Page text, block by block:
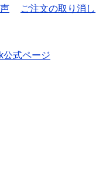
ご注文の取り消し
公式ページ